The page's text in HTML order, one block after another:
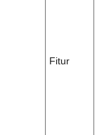
Fitur